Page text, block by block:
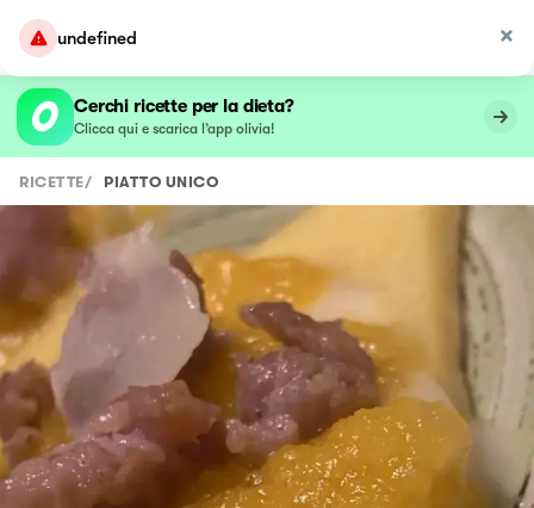
undefined
Cerchi ricette per la dieta?
Clicca qui e scarica l’app olivia!
RICETTE/ PIATTO UNICO